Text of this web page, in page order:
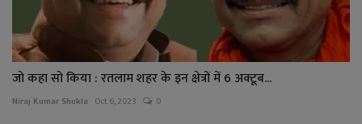
जो कहा सो किया : रतलाम शहर के इन क्षेत्रों में 6 अक्टूब...
Niraj Kumar Shukla Oct 6, 2023 0